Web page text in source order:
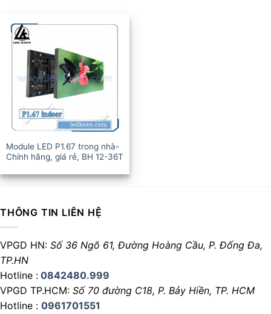
Module LED P1.67 trong nhà-
Chính hãng, giá rẻ, BH 12-36T
THÔNG TIN LIÊN HỆ
VPGD HN: Số 36 Ngõ 61, Đường Hoàng Cầu, P. Đống Đa,
TP.HN
Hotline : 0842480.999
VPGD TP.HCM: Số 70 đường C18, P. Bảy Hiền, TP. HCM
Hotline : 0961701551